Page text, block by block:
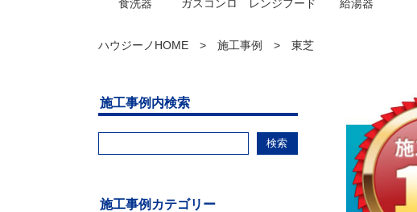
食洗器 ガスコンロ レンジフード 給湯器
ハウジーノHOME 施工事例 東芝
施工事例内検索
検索
施工事例カテゴリー